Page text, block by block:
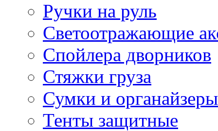
Ручки на руль
Светоотражающие
Спойлера дворников
Стяжки груза
Сумки и органайзеры
Тенты защитные